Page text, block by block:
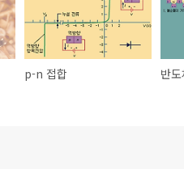
p-n 접합 반